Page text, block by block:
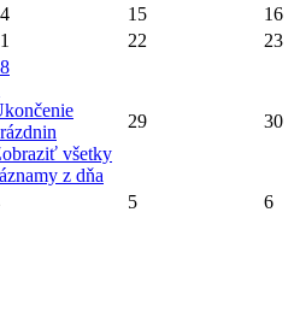
15
16
22 23
všetky
z dňa
29 30
5 6